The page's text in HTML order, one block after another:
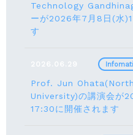
Technology
ーが2026年7月8日(水
す
2026.06.29
Prof. Jun
University)の講演会が
17:30に開催されます